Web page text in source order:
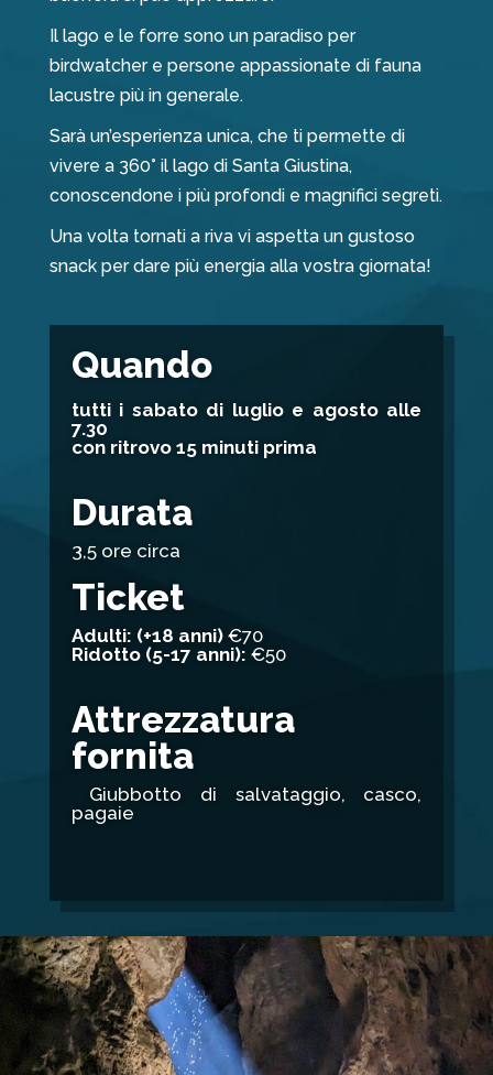
Il lago e le forre sono un paradiso per
birdwatcher e persone appassionate di fauna
lacustre più in generale.
Sarà un’esperienza unica, che ti permette di
vivere a 360° il lago di Santa Giustina,
conoscendone i più profondi e magnifici segreti.
Una volta tornati a riva vi aspetta un gustoso
snack per dare più energia alla vostra giornata!
Quando
tutti i sabato di luglio e agosto alle
7.30
con ritrovo 15 minuti prima
Durata
3,5 ore circa
Ticket
Adulti: (+18 anni)€70
Ridotto (5-17 anni): €50
Attrezzatura
fornita
Giubbotto di salvataggio, casco,
pagaie